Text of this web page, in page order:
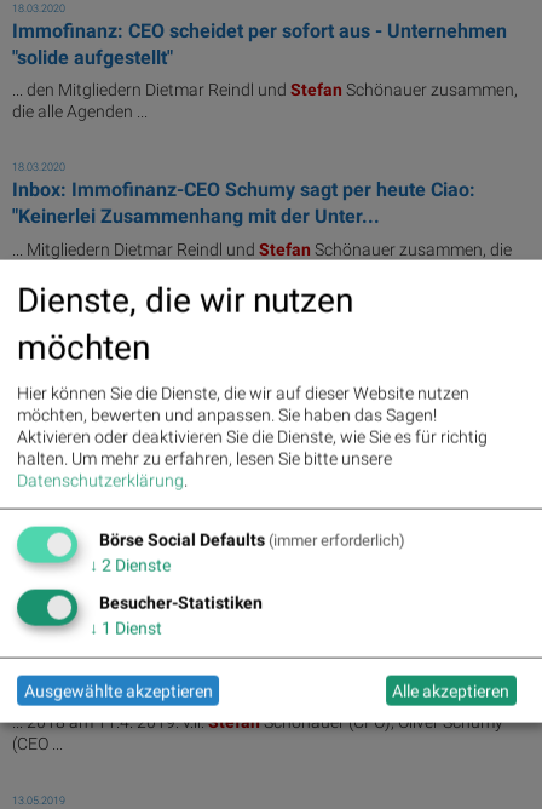
18.03.2020
Immofinanz: CEO scheidet per sofort aus - Unternehmen
"solide aufgestellt"
... den Mitgliedern Dietmar Reindl und Stefan Schönauer zusammen,
die alle Agenden ...
18.03.2020
Inbox: Immofinanz-CEO Schumy sagt per heute Ciao:
"Keinerlei Zusammenhang mit der Unter...
... Mitgliedern Dietmar Reindl und Stefan Schönauer zusammen, die
werden den erfolgreichen ...
16.12.2019
... Immobilienfinanzierung im Konzern“, sagt FinanzvorstandStefan
Schönauer. „Damit verbessert sich einerseits ...
23.05.2019
Immofinanz-HV: Spannender als Dallas oder Dynasty; S
Immo Fokus erklärt (Günter Luntsch)
... was die Kosten dafür seien.
habe eine ...
Inbox: Höhere (und steuerfreie) Immofinanz-Dividende,
zwei neue Aufsichtsräte
... 2018 am 11.4. 2019: v.li:StefanSchönauer (CFO), Oliver Schumy
(CEO ...
13.05.2019
Dienste, die wir nutzen
möchten
Hier können Sie die Dienste, die wir auf dieser Website nutzen
möchten, bewerten und anpassen. Sie haben das Sagen!
Aktivieren oder deaktivieren Sie die Dienste, wie Sie es für richtig
halten. Um mehr zu erfahren, lesen Sie bitte unsere
Datenschutzerklärung.
Börse Social Defaults (immer erforderlich)
↓ 2 Dienste
Besucher-Statistiken
↓ 1 Dienst
Ausgewählte akzeptieren Alle akzeptieren